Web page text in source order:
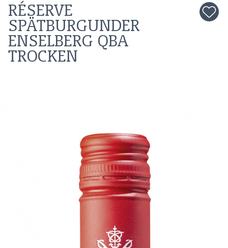
RÉSERVE
SPÄTBURGUNDER
ENSELBERG QBA
TROCKEN